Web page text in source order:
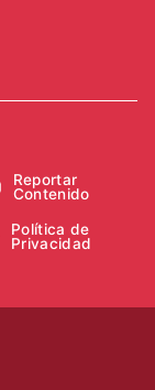
Reportar
Contenido
Política de
Privacidad